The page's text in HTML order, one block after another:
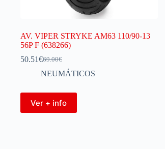
AV. VIPER STRYKE AM63 110/90-13
56P F (638266)
69.00€
50.51€
NEUMÁTICOS
Ver + info